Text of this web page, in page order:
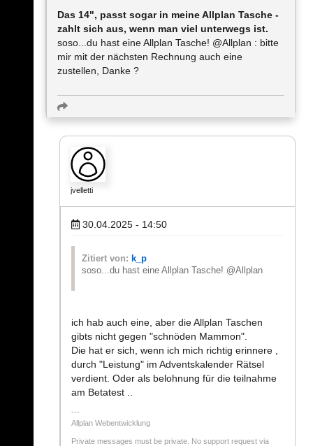
Das 14", passt sogar in meine Allplan Tasche -
zahlt sich aus, wenn man viel unterwegs ist.
soso...du hast eine Allplan Tasche! @Allplan : bitte
mir mit der nächsten Rechnung auch eine
zustellen, Danke ?
jvelletti
30.04.2025 - 14:50
Zitiert von: k_p
soso...du hast eine Allplan Tasche! @Allplan
ich hab auch eine, aber die Allplan Taschen
gibts nicht gegen "schnöden Mammon".
Die hat er sich, wenn ich mich richtig erinnere ,
durch "Leistung" im Adventskalender Rätsel
verdient. Oder als belohnung für die teilnahme
am Betatest ..
Allplan Webentwicklung
Private messages must be private. No support request via